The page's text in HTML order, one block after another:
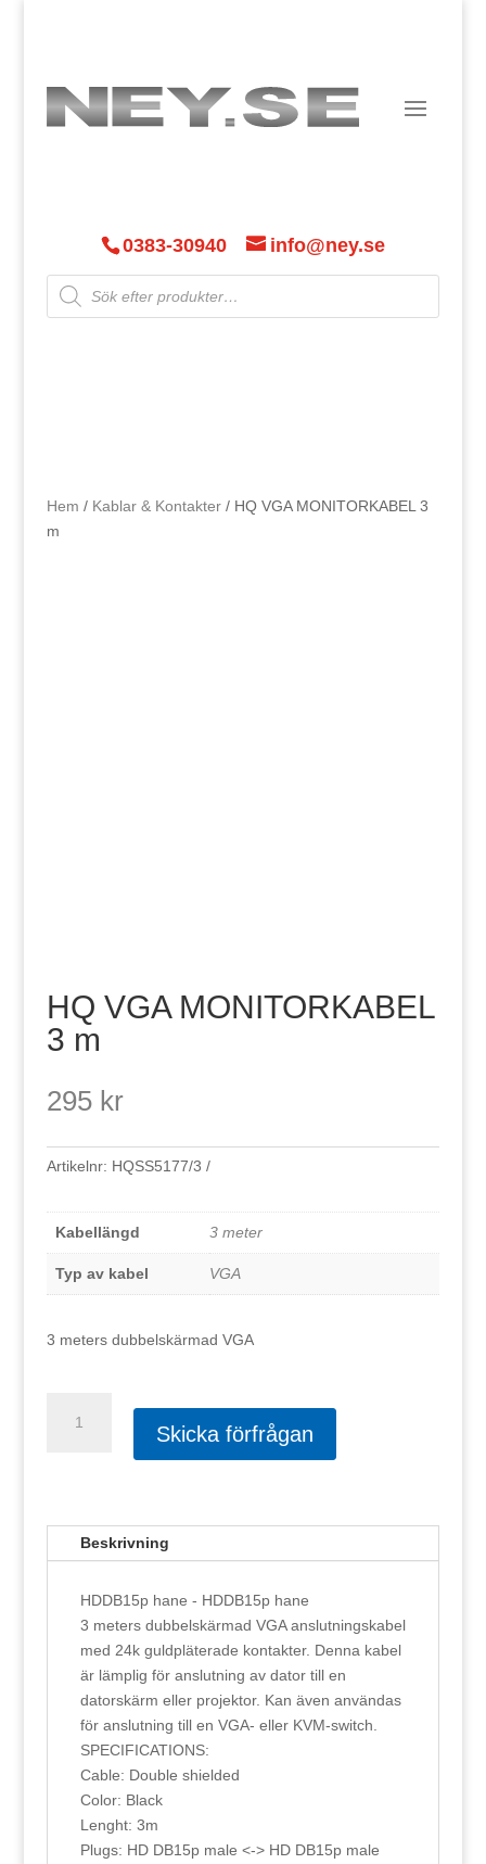
0383-30940 info@ney.se
Products
search
Hem / Kablar & Kontakter/ HQ VGA MONITORKABEL 3
m
HQ VGA MONITORKABEL
3 m
295 kr
Artikelnr: HQSS5177/3
Kabellängd 3 meter
Typ av kabel VGA
3 meters dubbelskärmad VGA
MONITORKABEL
mängd
Skicka förfrågan
Beskrivning
HDDB15p hane - HDDB15p hane
3 meters dubbelskärmad VGA anslutningskabel
med 24k guldpläterade kontakter. Denna kabel
är lämplig för anslutning av dator till en
datorskärm eller projektor. Kan även användas
för anslutning till en VGA- eller KVM-switch.
SPECIFICATIONS:
Cable: Double shielded
Color: Black
Lenght: 3m
Plugs: HD DB15p male <-> HD DB15p male